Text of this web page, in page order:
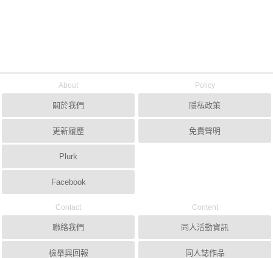
About
關於我們
更新履歷
Plurk
Facebook
Policy
隱私政策
免責聲明
Contact
聯絡我們
檢舉與回報
Content
同人活動資訊
同人誌作品